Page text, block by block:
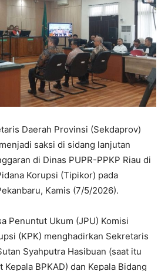
Daerah Provinsi (Sekdaprov)
saksi di sidang lanjutan
di Dinas PUPR-PPKP Riau di
Korupsi (Tipikor) pada
Kamis (7/5/2026).
Penuntut Ukum (JPU) Komisi
(KPK) menghadirkan Sekretaris
Syahputra Hasibuan (saat itu
BPKAD) dan Kepala Bidang